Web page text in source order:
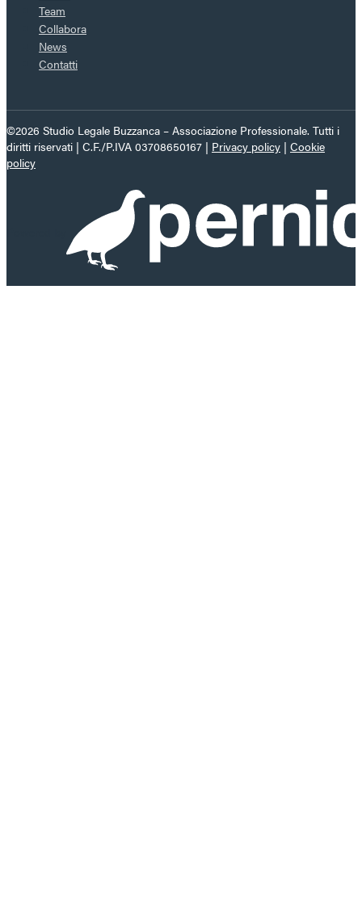
Team
Collabora
News
Contatti
©2026 Studio Legale Buzzanca – Associazione Professionale. Tutti i
diritti riservati | C.F./P.IVA 03708650167 | Privacy policy | Cookie
policy